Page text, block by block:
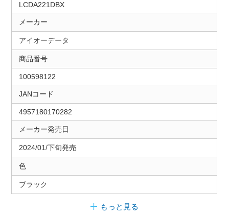
LCDA221DBX
メーカー
アイオーデータ
商品番号
100598122
JANコード
4957180170282
メーカー発売日
2024/01/下旬発売
色
ブラック
もっと見る